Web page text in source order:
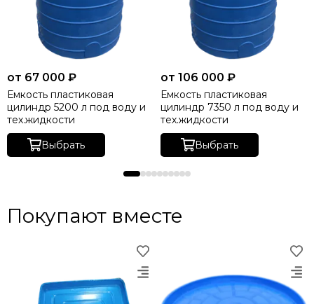
от 67 000 ₽
Емкость пластиковая
цилиндр 5200 л под воду и
тех.жидкости
Выбрать
от 106 000 ₽
Емкость пластиковая
цилиндр 7350 л под воду и
тех.жидкости
Выбрать
Покупают вместе